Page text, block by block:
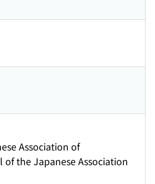
Association of
the Japanese Association